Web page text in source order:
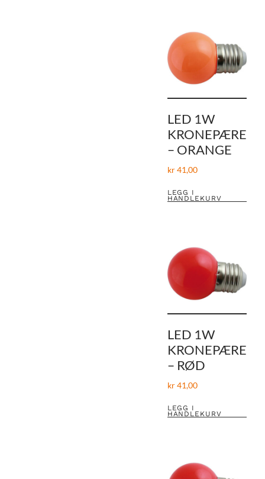
LED 1W
KRONEPÆRE
– ORANGE
kr41,00
LEGG I
HANDLEKURV
LED 1W
KRONEPÆRE
– RØD
kr41,00
LEGG I
HANDLEKURV